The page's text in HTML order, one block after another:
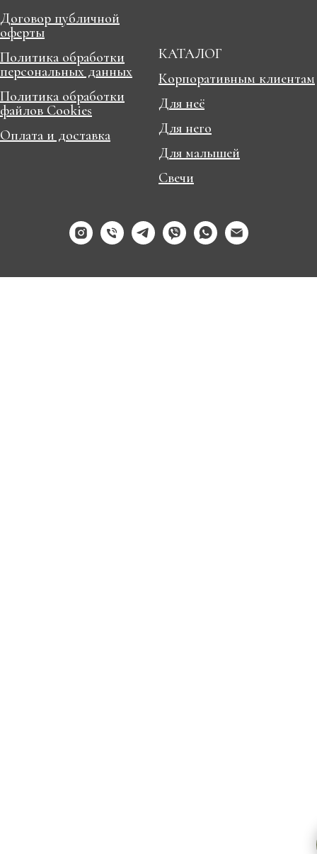
Договор публичной
оферты
Политика обработки
персональных данных
Политика обработки
файлов Cookies
Оплата и доставка
КАТАЛОГ
Корпоративным клиентам
Для неё
Для него
Для малышей
Свечи